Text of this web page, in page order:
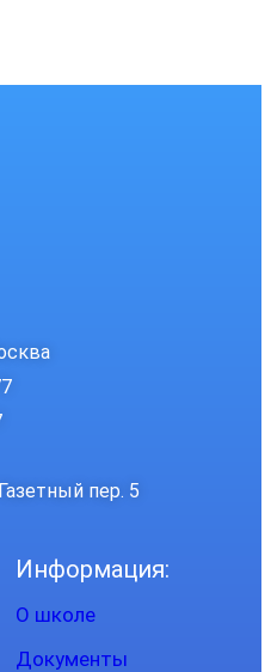
пер. 5
Информация:
О школе
Документы